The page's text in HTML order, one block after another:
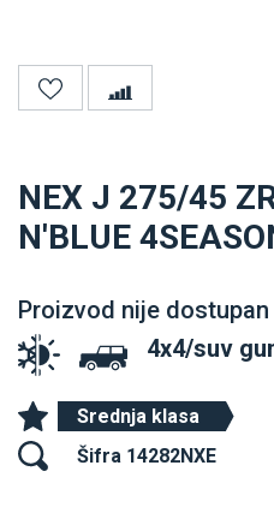
NEX J 275/45
N'BLUE
Proizvod nije dostupan
4x4/suv
Srednja klasa
Šifra 14282NXE